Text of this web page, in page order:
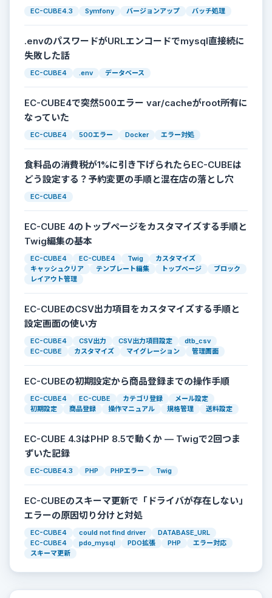
EC-CUBE4.3 Symfony バージョンアップ バッチ処理
.envのパスワードがURLエンコードでmysql直接続に
失敗した話
EC-CUBE4 .env データベース
EC-CUBE4で突然500エラー var/cacheがroot所有に
なっていた
EC-CUBE4 500エラー Docker エラー対処
食料品の消費税が1%に引き下げられたらEC-CUBEは
どう設定する？予約変更の手順と混在店の落とし穴
EC-CUBE4
EC-CUBE 4のトップページをカスタマイズする手順と
Twig編集の基本
EC-CUBE4 EC-CUBE4 Twig
カスタマイズ
キャッシュクリア
テンプレート編集 トップページ
ブロック
レイアウト管理
EC-CUBEのCSV出力項目をカスタマイズする手順と
設定画面の使い方
EC-CUBE4 CSV出力 CSV出力項目設定
dtb_csv
EC-CUBE
カスタマイズ マイグレーション 管理画面
EC-CUBEの初期設定から商品登録までの操作手順
EC-CUBE4 EC-CUBE カテゴリ登録
メール設定
初期設定
商品登録 操作マニュアル 規格管理 送料設定
EC-CUBE 4.3はPHP 8.5で動くか — Twigで2回つま
ずいた記録
EC-CUBE4.3 PHP PHPエラー Twig
EC-CUBEのスキーマ更新で「ドライバが存在しない」
エラーの原因切り分けと対処
EC-CUBE4 could not find driver
DATABASE_URL
EC-CUBE4
pdo_mysql PDO拡張 PHP
エラー対応
スキーマ更新